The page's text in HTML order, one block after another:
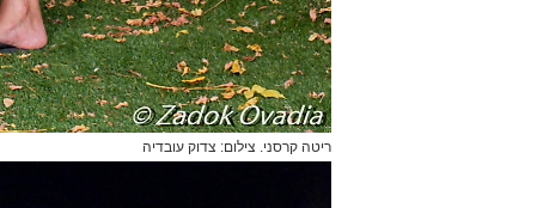
ריטה קרסני. צילום: צדוק עובדיה